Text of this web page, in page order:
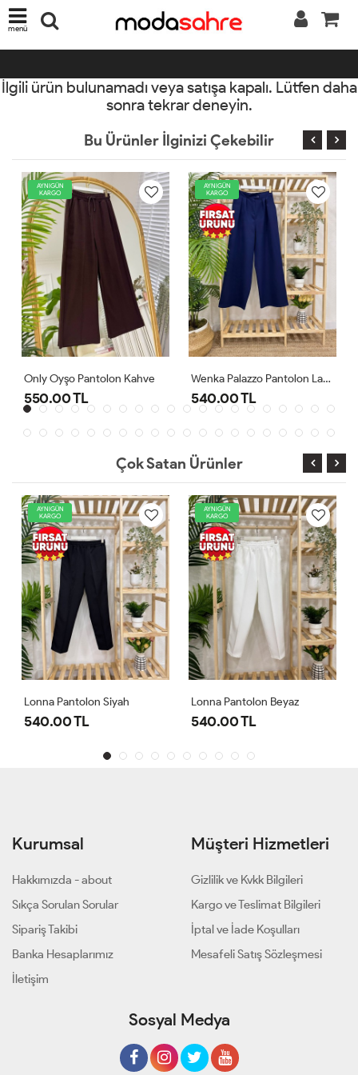
menü
İlgili ürün bulunamadı veya satışa kapalı. Lütfen daha
sonra tekrar deneyin.
Bu Ürünler İlginizi Çekebilir
AYNIGÜN
KARGO
540.00 TL
AYNIGÜN
KARGO
Lonna Pantolon Beyaz
540.00 TL
Çok Satan Ürünler
AYNIGÜN
KARGO
Lonna Pantolon Beyaz
540.00 TL
AYNIGÜN
KARGO
Lonna Pantolon
540.00 TL
Kurumsal
Hakkımızda - about
Sıkça Sorulan Sorular
Sipariş Takibi
Banka Hesaplarımız
İletişim
Müşteri Hizmetleri
Gizlilik ve Kvkk Bilgileri
Kargo ve Teslimat Bilgileri
İptal ve İade Koşulları
Mesafeli Satış Sözleşmesi
Sosyal Medya